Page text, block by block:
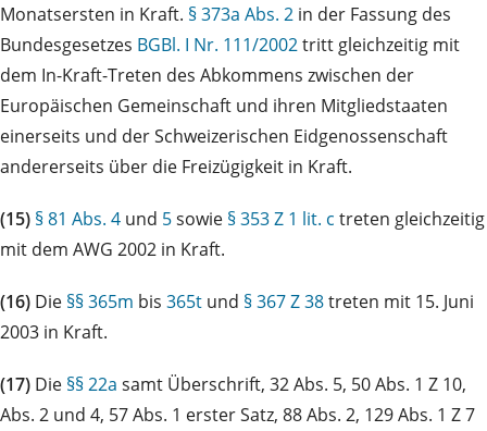
Monatsersten in Kraft. § 373a Abs. 2 in der Fassung des
Bundesgesetzes BGBl. I Nr. 111/2002tritt gleichzeitig mit
dem In-Kraft-Treten des Abkommens zwischen der
Europäischen Gemeinschaft und ihren Mitgliedstaaten
einerseits und der Schweizerischen Eidgenossenschaft
andererseits über die Freizügigkeit in Kraft.
(15) § 81 Abs. 4 und 5sowie § 353 Z 1 lit. c treten gleichzeitig
mit dem AWG 2002 in Kraft.
(16) Die §§ 365m bis 365t und § 367 Z 38treten mit 15. Juni
2003 in Kraft.
(17) Die §§ 22a samt Überschrift, 32 Abs. 5, 50 Abs. 1 Z 10,
Abs. 2 und 4, 57 Abs. 1 erster Satz, 88 Abs. 2, 129 Abs. 1 Z 7